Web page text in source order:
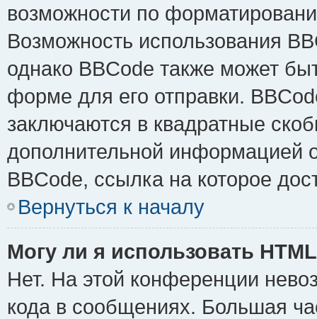
возможности по
Возможность использования
однако BBCode также может
форме для его отправки.
заключаются в квадратные
дополнительной информацией
BBCode, ссылка на которое
Вернуться к началу
Могу ли я использовать
Нет. На этой конференции
кода в сообщениях. Большая